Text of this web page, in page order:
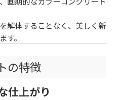
解体することなく 、美しく新
す。
の特徴
仕上がり